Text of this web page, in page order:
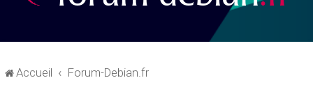
Accueil Forum-Debian.fr